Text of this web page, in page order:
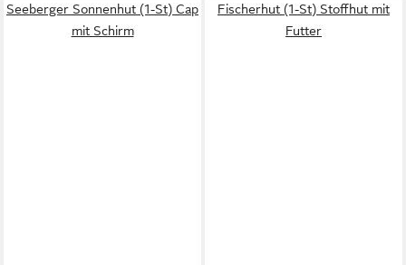
Seeberger Sonnenhut (1-St) Cap
mit Schirm
Fischerhut (1-St) Stoffhut mit
Futter